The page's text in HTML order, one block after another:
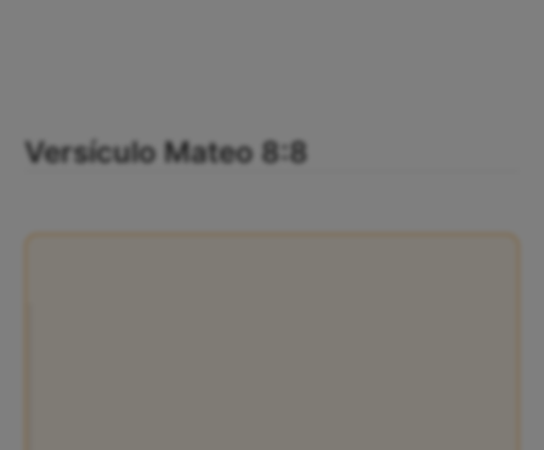
Versículo Mateo 8:8